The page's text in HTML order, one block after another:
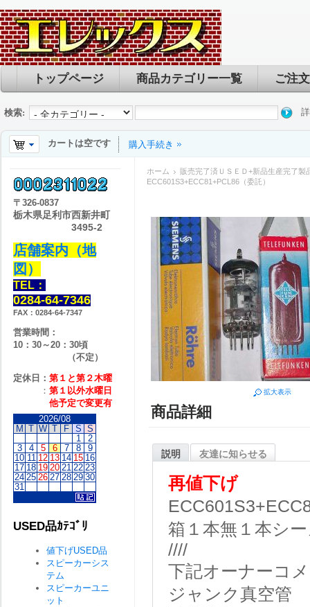
トップページ 商品カテゴリー一覧 ご注
検索:
カートは空です 購入手続き
ホーム
販売完了済ＵＳＥＤ+新品生産完了製
ECC601S3+ECC81+PCL86（委託）
拡大表示
商品詳細
説明 友達に知らせる
再値下げ
箱１本無１本シ
////
下記オーナーコ
ジャンク真空管
〒 326-0837
栃木県足利市西新井町
3495-2
店舗案内（地
図）
TEL：
0284-64-7346
FAX：0284-64-7347
営業時間：
10：30～20：30頃
（不定）
定休日： 第１と第２木曜
： 第１以外水曜日
他予定で変更有
2026/08
M T W T F S S
1
2
3
4 5 6 7 8
9
10 11 12 13 14 15 16
17 18 19 20 21 22 23
24 25 26 27 28 29 30
31
USED品ｶﾃｺﾞﾘ
値下げUSED品
スピーカーシス
テム
スピーカーユニ
ット